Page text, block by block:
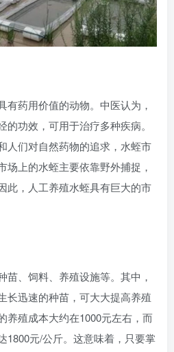
有药用价值的动物。中医认为，
功效，可用于治疗多种疾病。
人们对自然药物的追求，水蛭市
场上的水蛭主要依靠野外捕捉，
此，人工养殖水蛭具有巨大的市
苗、饲料、养殖设施等。其中，
长迅速的种苗，可大大提高养殖
养殖成本大约在1000元左右，而
1800元/公斤。这意味着，只要掌